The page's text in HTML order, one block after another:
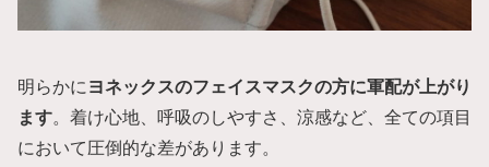
明らかに ヨネックスのフェイスマスクの方に軍配が上がり
ます。着け心地、呼吸のしやすさ、涼感など、全ての項目
において圧倒的な差があります。